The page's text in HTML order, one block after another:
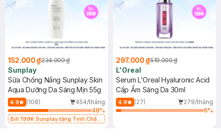
152.000 ₫234.000 ₫
Sunplay
Sữa Chống Nắng Sunplay Skin
Aqua Dưỡng Da Sáng Mịn 55g
4.9 (108)
454/tháng
48%
Bill 199K Sunplay tặng Tinh Chất
297.000 ₫519.000 ₫
L'Oreal
Serum L'Oreal Hyaluronic Acid
Cấp Ẩm Sáng Da 30ml
4.9 (27)
279/tháng
6%